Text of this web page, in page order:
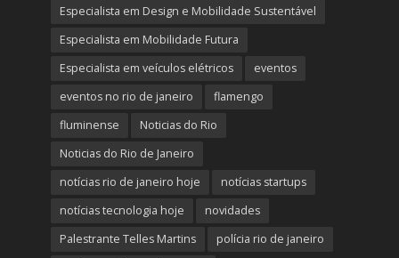
Especialista em Design e Mobilidade Sustentável
Especialista em Mobilidade Futura
Especialista em veículos elétricos
eventos
eventos no rio de janeiro
flamengo
fluminense
Noticias do Rio
Noticias do Rio de Janeiro
notícias rio de janeiro hoje
notícias startups
notícias tecnologia hoje
novidades
Palestrante Telles Martins
polícia rio de janeiro